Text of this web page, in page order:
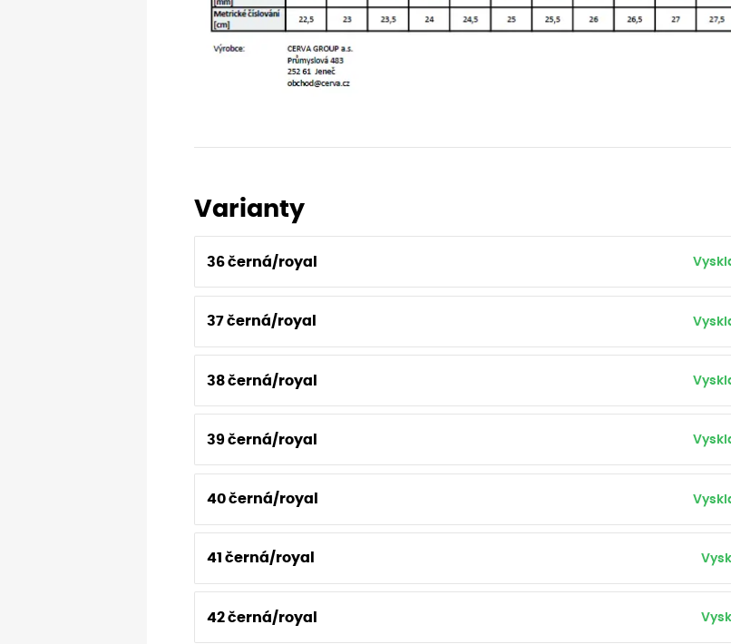
Varianty
36 černá/royal
37 černá/royal
38 černá/royal
39 černá/royal
40 černá/royal
41 černá/royal
42 černá/royal